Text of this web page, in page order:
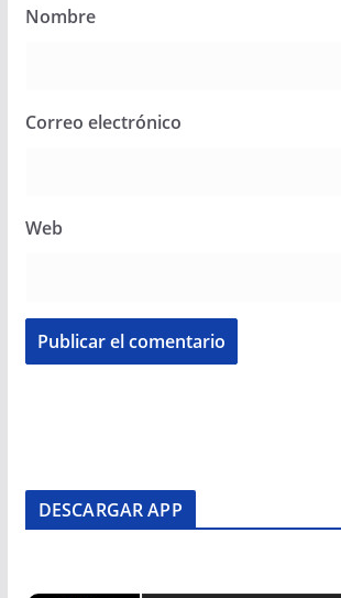
Nombre
Correo electrónico
Web
DESCARGAR APP